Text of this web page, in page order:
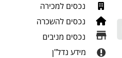
נכסים למכירה
נכסים להשכרה
נכסים מניבים
מידע נדל"ן